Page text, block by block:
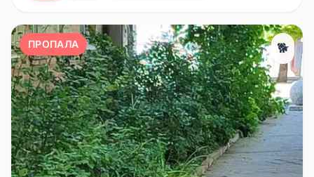
ПРОПАЛА 🐕